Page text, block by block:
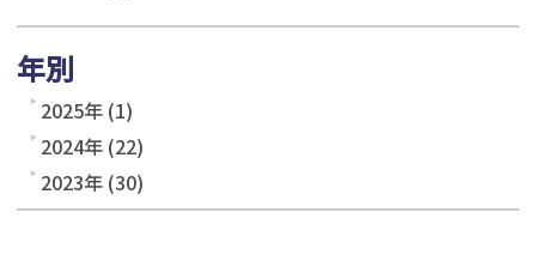
年別
2025年 (1)
2024年 (22)
2023年 (30)